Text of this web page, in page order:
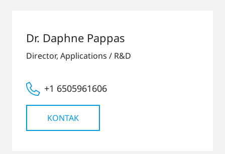
Dr. Daphne Pappas
Director, Applications / R&D
+1 6505961606
KONTAK